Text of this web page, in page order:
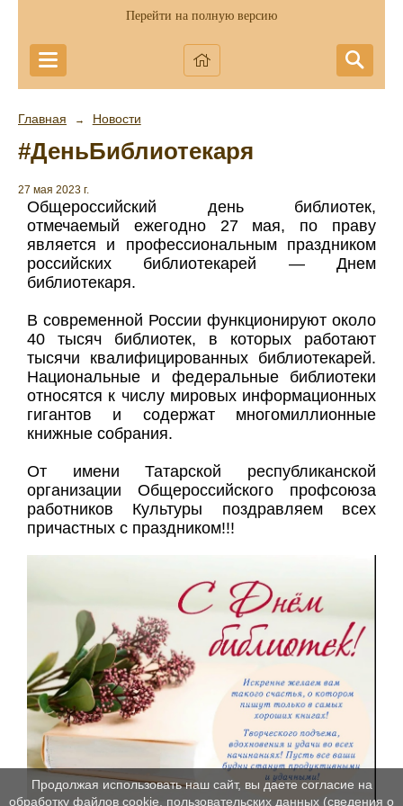
Перейти на полную версию
Главная → Новости
#ДеньБиблиотекаря
27 мая 2023 г.
Общероссийский день библиотек,
отмечаемый ежегодно 27 мая, по праву
является и профессиональным праздником
российских библиотекарей — Днем
библиотекаря.
В современной России функционируют около
40 тысяч библиотек, в которых работают
тысячи квалифицированных библиотекарей.
Национальные и федеральные библиотеки
относятся к числу мировых информационных
гигантов и содержат многомиллионные
книжные собрания.
От имени Татарской республиканской
организации Общероссийского профсоюза
работников Культуры поздравляем всех
причастных с праздником!!!
Продолжая использовать наш сайт, вы даете согласие на
обработку файлов cookie, пользовательских данных (сведения о